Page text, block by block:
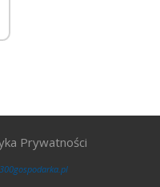
Prywatności
300gospodarka.pl